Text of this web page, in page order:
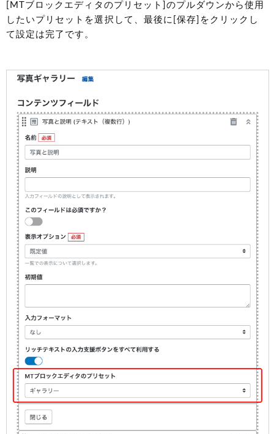
[MTブロックエディタのプリセット]のプルダウンから使用
したいプリセットを選択して、最後に[保存]をクリックし
て設定は完了です。